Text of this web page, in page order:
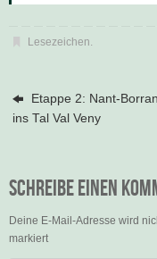
Lesezeichen.
Etappe 2: Nant-
ins Tal Val Veny
Schreibe einen
Deine E-Mail-Adresse wird
markiert